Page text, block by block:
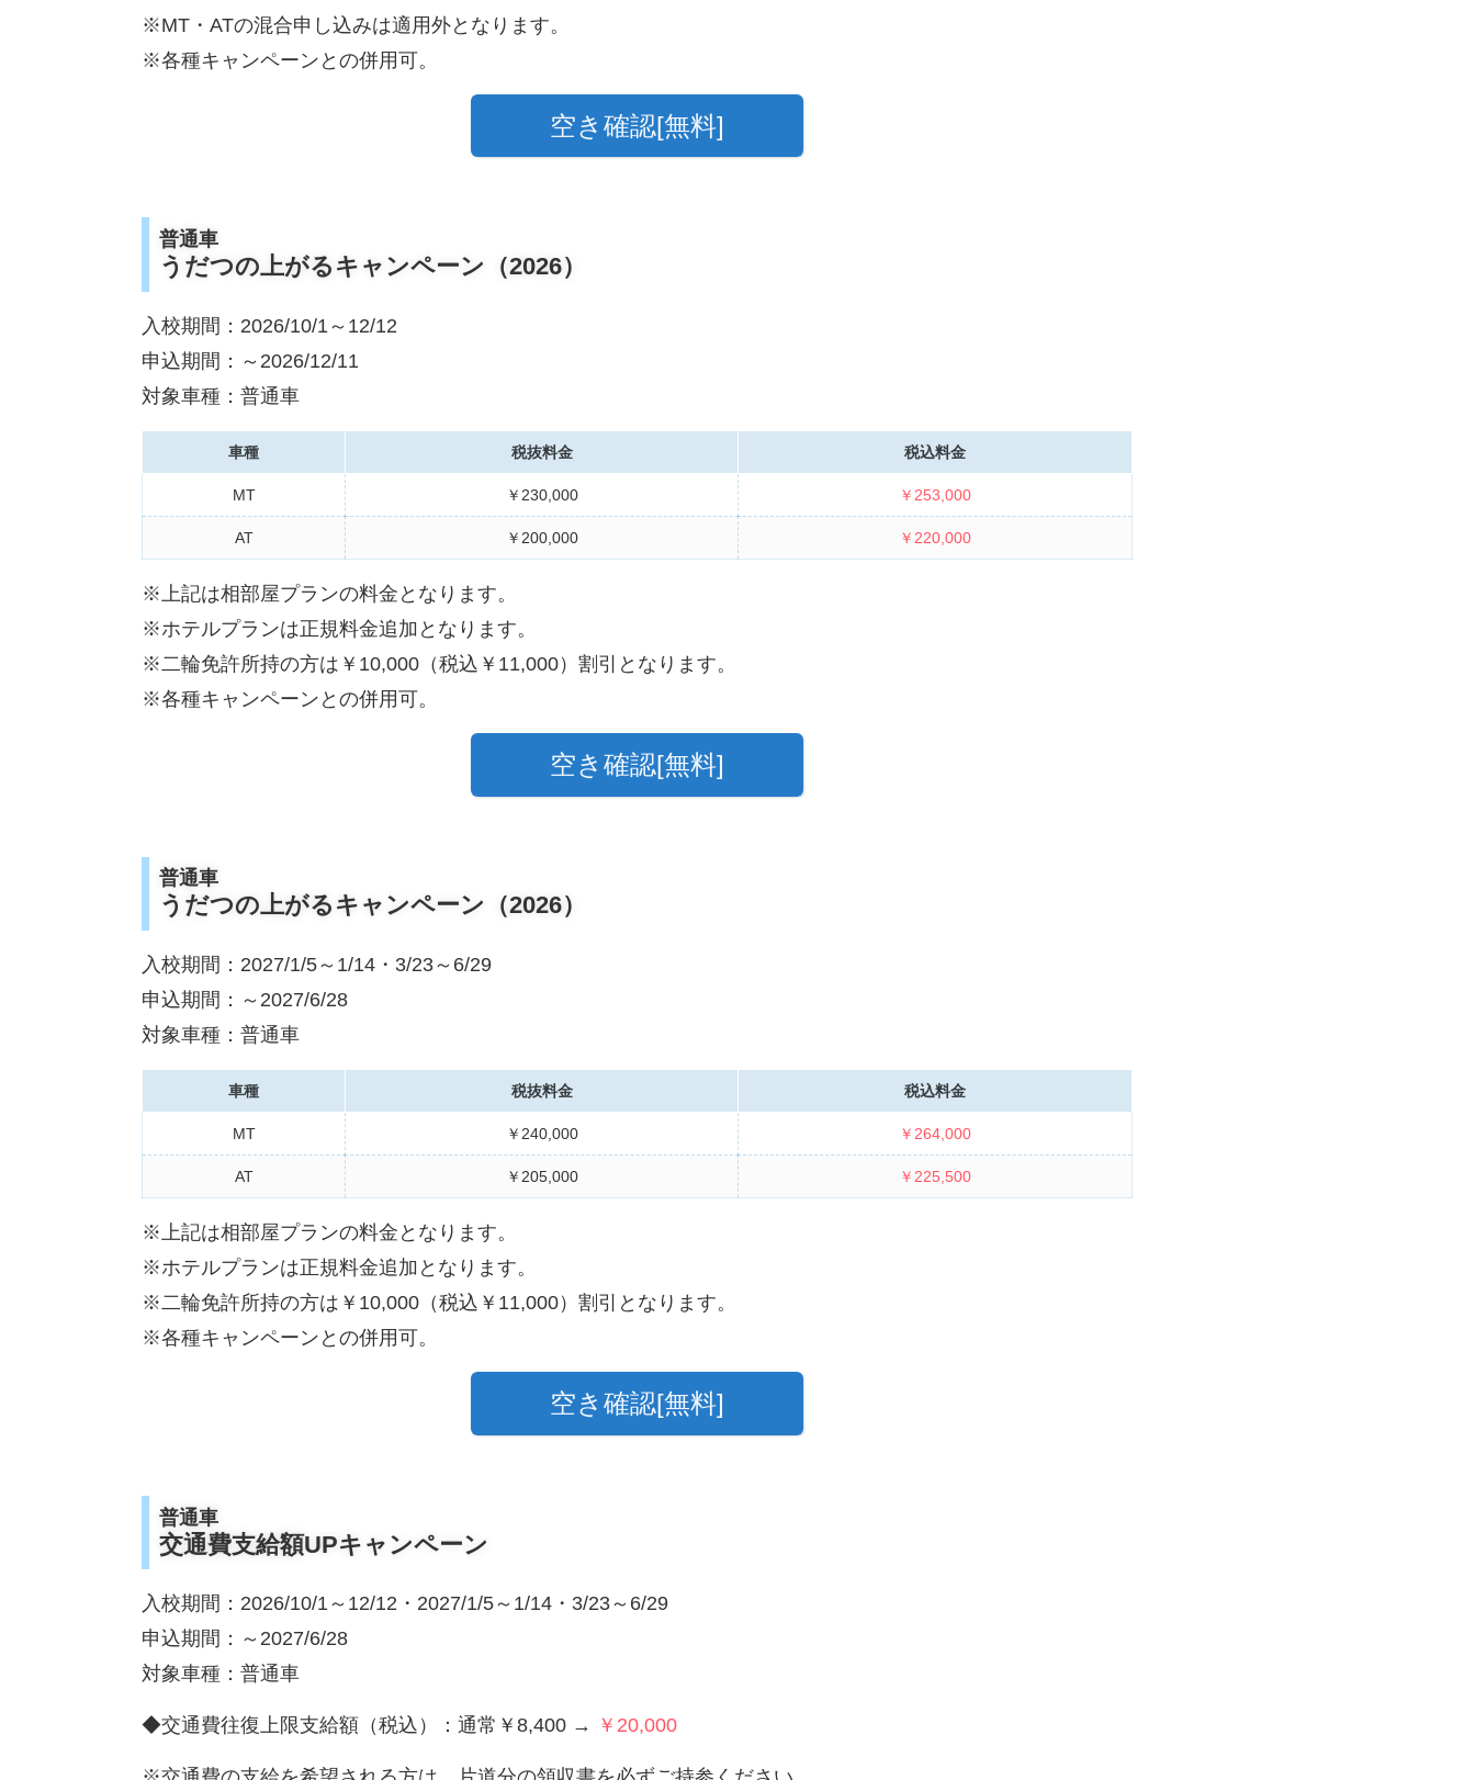
※MT・ATの混合申し込みは適用外となります。
※各種キャンペーンとの併用可。
空き確認[無料]
普通車
うだつの上がるキャンペーン（2026）
入校期間：2026/10/1～12/12
申込期間：～2026/12/11
対象車種：普通車
車種 税抜料金 税込料金
MT ￥230,000 ￥253,000
AT ￥200,000 ￥220,000
※上記は相部屋プランの料金となります。
※ホテルプランは正規料金追加となります。
※二輪免許所持の方は￥10,000（税込￥11,000）割引となります。
※各種キャンペーンとの併用可。
空き確認[無料]
普通車
うだつの上がるキャンペーン（2026）
入校期間：2027/1/5～1/14・3/23～6/29
申込期間：～2027/6/28
対象車種：普通車
車種 税抜料金 税込料金
MT ￥240,000 ￥264,000
AT ￥205,000 ￥225,500
※上記は相部屋プランの料金となります。
※ホテルプランは正規料金追加となります。
※二輪免許所持の方は￥10,000（税込￥11,000）割引となります。
※各種キャンペーンとの併用可。
空き確認[無料]
普通車
交通費支給額UPキャンペーン
入校期間：2026/10/1～12/12・2027/1/5～1/14・3/23～6/29
申込期間：～2027/6/28
対象車種：普通車
◆交通費往復上限支給額（税込）：通常￥8,400 → ￥20,000